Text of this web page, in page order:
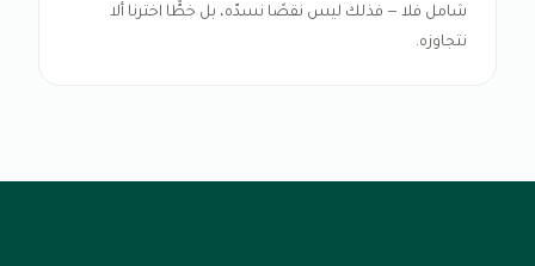
شامل فلا — فذلك ليس نقصًا نسدّه، بل خطًّا اخترنا ألا
نتجاوزه.